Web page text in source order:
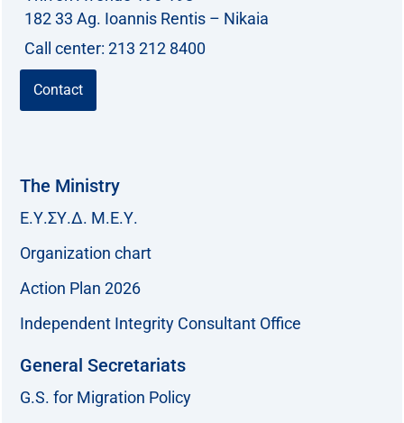
το
γενικό
συμφέρον
του
182 33 Ag. Ioannis Rentis – Nikaia
Call center: 213 212 8400
Contact
The Ministry
Ε.Υ.ΣΥ.Δ. Μ.Ε.Υ.
Organization chart
Action Plan 2026
Independent Integrity Consultant Office
General Secretariats
G.S. for Migration Policy